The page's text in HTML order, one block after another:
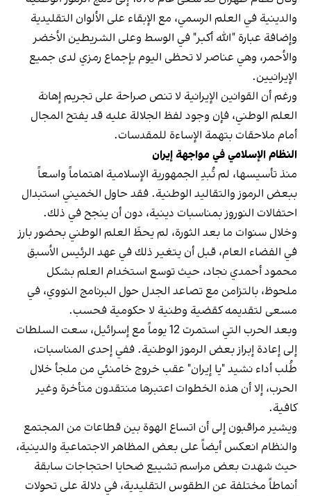
والدينية في العلم الرسمي، مع الإبقاء على الألوان التقليدية
وإضافة عبارة "الله أكبر" في الوسط وعلى الشريطين الأخضر
والأحمر، وهي عناصر لا تحظى اليوم بإجماع رمزي لدى جميع
الإيرانيين.
ورغم أن القوانين الإيرانية لا تنص صراحة على تجريم إهانة
العلم الوطني، فإن وجود لفظ الجلالة عليه قد يفتح المجال
أمام ملاحقات بتهمة الإساءة للمقدسات.
النظام الإسلامي في مواجهة إيران
منذ تأسيسها، لم تُبدِ الجمهورية الإسلامية اهتماماً واسعاً
ببعض الرموز والتقاليد الوطنية. فقد حاول الخميني استبدال
احتفالات النوروز بمناسبات دينية، دون أن ينجح في ذلك.
وخلال سنوات ما بعد الثورة، لم يحظَ العلم الوطني بحضور بارز
في الفضاء العام، قبل أن يتغير ذلك في عهد الرئيس الأسبق
محمود أحمدي‌ نجاد، حيث توسع استخدام العلم بشكل
ملحوظ، بالتزامن مع تصاعد الجدل حول البرنامج النووي، في
مسعى لتقديمه كقضية وطنية لا حكومية فحسب.
وبعد الحرب التي استمرت 12 يوماً مع إسرائيل، سعت السلطات
إلى إعادة إبراز بعض الرموز الوطنية. ففي إحدى المناسبات،
طُلب أداء نشيد "يا إيران" عقب خروج خامنئي من ملجأ خلال
الحرب، إلا أن هذه الخطوات اعتبرها منتقدون متأخرة وغير
كافية.
ويشير مراقبون إلى أن اتساع الهوة بين قطاعات من المجتمع
والنظام انعكس أيضاً على بعض المظاهر الاجتماعية والدينية،
حيث شهدت بعض مراسم تشييع ضحايا احتجاجات سابقة
أنماطاً مختلفة عن الطقوس التقليدية، في دلالة على تحولات